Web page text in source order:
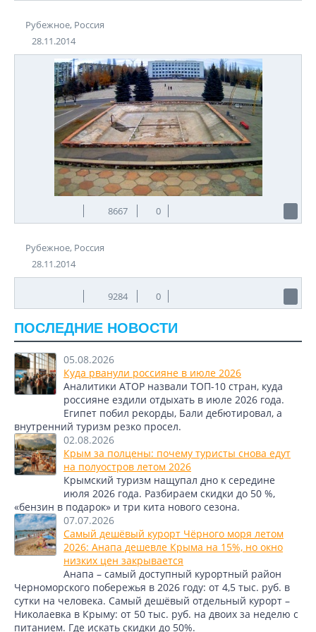
Рубежное, Россия
28.11.2014
8667 0
Рубежное, Россия
28.11.2014
9284 0
ПОСЛЕДНИЕ НОВОСТИ
05.08.2026
Куда рванули россияне в июле 2026
Аналитики АТОР назвали ТОП-10 стран, куда
россияне ездили отдыхать в июле 2026 года.
Египет побил рекорды, Бали дебютировал, а
внутренний туризм резко просел.
02.08.2026
Крым за полцены: почему туристы снова едут
на полуостров летом 2026
Крымский туризм нащупал дно к середине
июля 2026 года. Разбираем скидки до 50 %,
«бензин в подарок» и три кита нового сезона.
07.07.2026
Самый дешёвый курорт Чёрного моря летом
2026: Анапа дешевле Крыма на 15%, но окно
низких цен закрывается
Анапа – самый доступный курортный район
Черноморского побережья в 2026 году: от 4,5 тыс. руб. в
сутки на человека. Самый дешёвый отдельный курорт –
Николаевка в Крыму: от 50 тыс. руб. на двоих за неделю с
питанием. Где искать скидки до 50%.